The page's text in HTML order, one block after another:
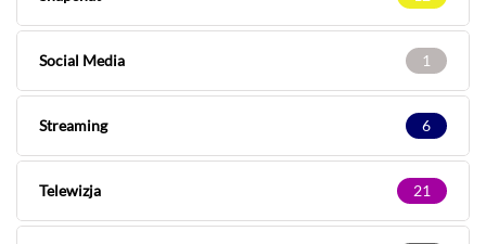
Social Media 1
Streaming 6
Telewizja 21